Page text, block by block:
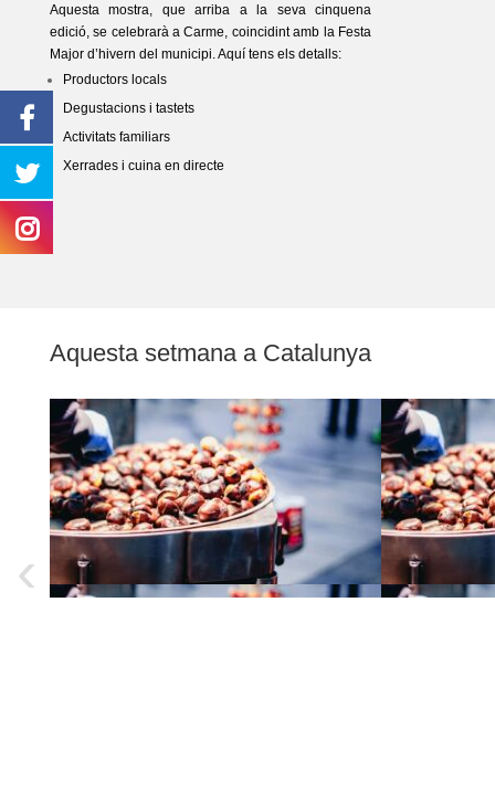
Aquesta mostra, que arriba a la seva cinquena
edició, se celebrarà a Carme, coincidint amb la Festa
Major d’hivern del municipi. Aquí tens els detalls:
Productors locals
Degustacions i tastets
Activitats familiars
Xerrades i cuina en directe
Aquesta setmana a Catalunya
‹